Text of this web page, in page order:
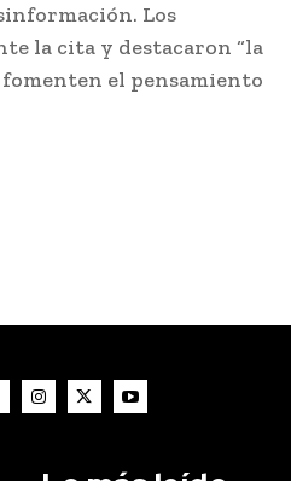
Los
la cita y destacaron “la
el pensamiento